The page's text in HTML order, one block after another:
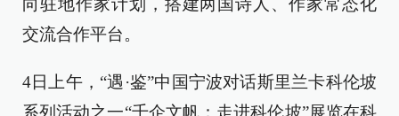
向驻地作家计划，搭建两国诗人、作家常态化
交流合作平台。
4日上午，“遇·鉴”中国宁波对话斯里兰卡科伦坡
系列活动之一“千企文帆：走进科伦坡”展览在科